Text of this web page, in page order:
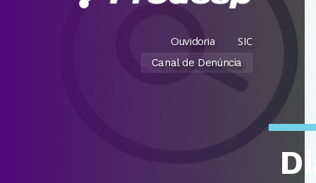
Ouvidoria SIC
Canal de Denúncia